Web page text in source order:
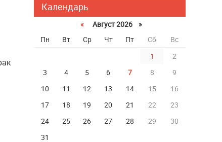
Календарь
«
Август 2026 »
Пн
Вт Ср Чт Пт Сб
Вс
1
2
3
4 5 6 7 8
9
10
11 12 13 14 15
16
17
18 19 20 21 22
23
24
25 26 27 28 29
30
31